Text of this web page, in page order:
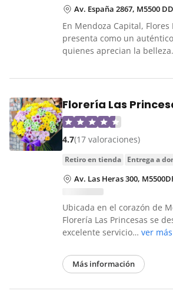
Av. España 2867, M5500
En Mendoza Capital, Flores
presenta como un
quienes aprecian la
Florería Las
4.7(17 valoraciones)
retiro en tienda entrega a
Av. Las Heras 300,
Ubicada en el corazón de
Florería Las Princesas se
excelente servicio… ver más
Más información